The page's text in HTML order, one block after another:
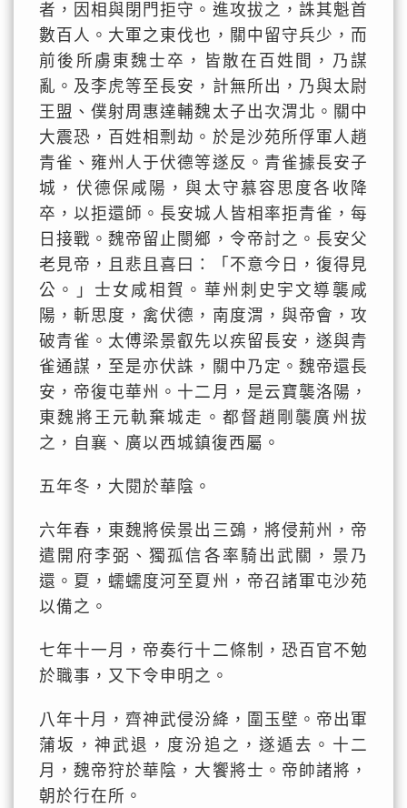
者，因相與閉門拒守。進攻拔之，誅其魁首
數百人。大軍之東伐也，關中留守兵少，而
前後所虜東魏士卒，皆散在百姓間，乃謀
亂。及李虎等至長安，計無所出，乃與太尉
王盟、僕射周惠達輔魏太子出次渭北。關中
大震恐，百姓相剽劫。於是沙苑所俘軍人趙
青雀、雍州人于伏德等遂反。青雀據長安子
城，伏德保咸陽，與太守慕容思度各收降
卒，以拒還師。長安城人皆相率拒青雀，每
日接戰。魏帝留止閿鄉，令帝討之。長安父
老見帝，且悲且喜曰：「不意今日，復得見
公。」士女咸相賀。華州刺史宇文導襲咸
陽，斬思度，禽伏德，南度渭，與帝會，攻
破青雀。太傅梁景叡先以疾留長安，遂與青
雀通謀，至是亦伏誅，關中乃定。魏帝還長
安，帝復屯華州。十二月，是云寶襲洛陽，
東魏將王元軌棄城走。都督趙剛襲廣州拔
之，自襄、廣以西城鎮復西屬。
五年冬，大閱於華陰。
六年春，東魏將侯景出三鵶，將侵荊州，帝
遣開府李弼、獨孤信各率騎出武關，景乃
還。夏，蠕蠕度河至夏州，帝召諸軍屯沙苑
以備之。
七年十一月，帝奏行十二條制，恐百官不勉
於職事，又下令申明之。
八年十月，齊神武侵汾絳，圍玉壁。帝出軍
蒲坂，神武退，度汾追之，遂遁去。十二
月，魏帝狩於華陰，大饗將士。帝帥諸將，
朝於行在所。